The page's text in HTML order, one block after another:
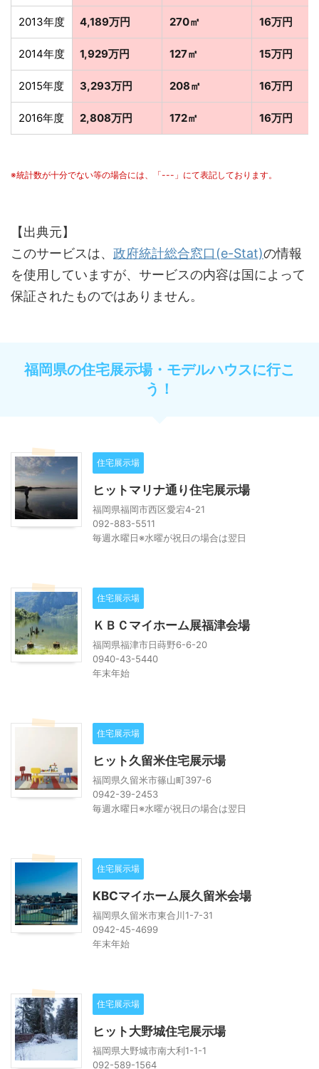
2013年度 4,189万円 270㎡ 16万円
2014年度 1,929万円 127㎡ 15万円
2015年度 3,293万円 208㎡ 16万円
2016年度 2,808万円 172㎡ 16万円
※統計数が十分でない等の場合には、「---」にて表記しております。
【出典元】
このサービスは、 政府統計総合窓口(e-Stat)の情報
を使用していますが、サービスの内容は国によって
保証されたものではありません。
福岡県の住宅展示場・モデルハウスに行こ
う！
住宅展示場
ヒットマリナ通り住宅展示場
福岡県福岡市西区愛宕4-21
092-883-5511
毎週水曜日※水曜が祝日の場合は翌日
住宅展示場
ＫＢＣマイホーム展福津会場
福岡県福津市日蒔野6-6-20
0940-43-5440
年末年始
住宅展示場
ヒット久留米住宅展示場
福岡県久留米市篠山町397-6
0942-39-2453
毎週水曜日※水曜が祝日の場合は翌日
住宅展示場
KBCマイホーム展久留米会場
福岡県久留米市東合川1-7-31
0942-45-4699
年末年始
住宅展示場
ヒット大野城住宅展示場
福岡県大野城市南大利1-1-1
092-589-1564